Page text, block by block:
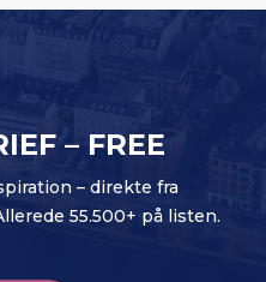
– FREE
– direkte fra
55.500+ på listen.